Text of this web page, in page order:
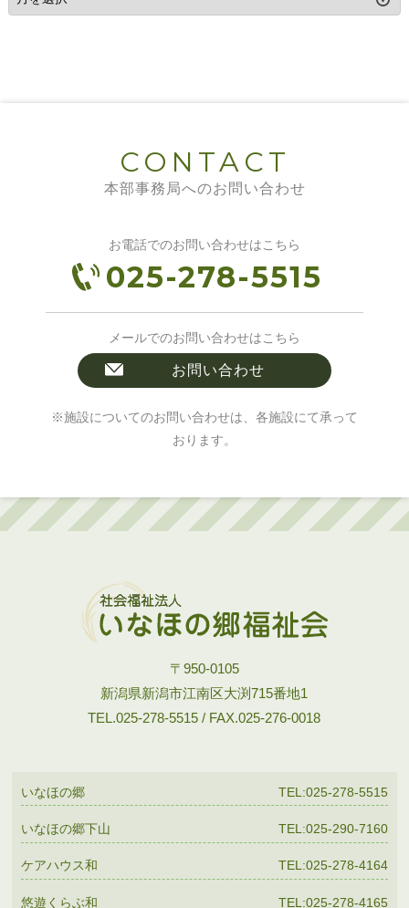
CONTACT
本部事務局へのお問い合わせ
お電話でのお問い合わせはこちら
025-278-5515
メールでのお問い合わせはこちら
お問い合わせ
※施設についてのお問い合わせは、各施設にて承って
おります。
〒950-0105
新潟県新潟市江南区大渕715番地1
TEL.025-278-5515 / FAX.025-276-0018
いなほの郷 TEL:025-278-5515
いなほの郷下山 TEL:025-290-7160
ケアハウス和 TEL:025-278-4164
悠遊くらぶ和 TEL:025-278-4165